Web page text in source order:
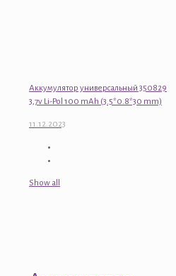
Аккумулятор универсальный 350829
3,7v Li-Pol 100 mAh (3.5*0.8*30 mm)
11.12.2023
Show all